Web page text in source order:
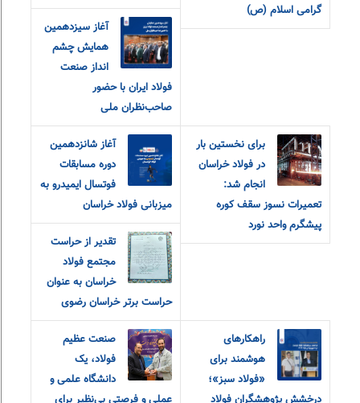
گرامی اسلام (ص)
آغاز سیزدهمین
همایش چشم
انداز صنعت
فولاد ایران با حضور
صاحب‌نظران ملی
برای نخستین بار
در فولاد خراسان
انجام شد:
تعمیرات نسوز سقف کوره
پیشگرم واحد نورد
آغاز شانزدهمین
دوره مسابقات
فوتسال ایمیدرو به
میزبانی فولاد خراسان
تقدیر از حراست
مجتمع فولاد
خراسان به عنوان
حراست برتر خراسان رضوی
راهکارهای
هوشمند برای
«فولاد سبز»؛
صنعت عظیم
فولاد، یک
دانشگاه علمی و